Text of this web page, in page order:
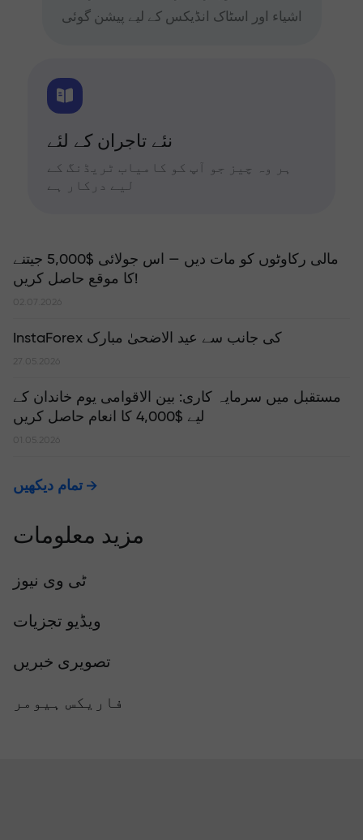
اشیاء اور اسٹاک انڈیکس کے لیے پیشن گوئی
نئے تاجران کے لئے
ہر وہ چیز جو آپ کو کامیاب ٹریڈنگ کے
لیے درکار ہے
مالی رکاوٹوں کو مات دیں — اس جولائی $5,000 جیتنے
کا موقع حاصل کریں!
02.07.2026
InstaForex کی جانب سے عید الاضحیٰ مبارک
27.05.2026
مستقبل میں سرمایہ کاری: بین الاقوامی یوم خاندان کے
لیے $4,000 کا انعام حاصل کریں
01.05.2026
تمام دیکھیں
مزید معلومات
ٹی وی نیوز
ویڈیو تجزیات
تصویری خبریں
فاریکس ہیومر